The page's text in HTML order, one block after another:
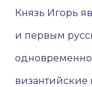
Князь Игорь
и первым
византийские